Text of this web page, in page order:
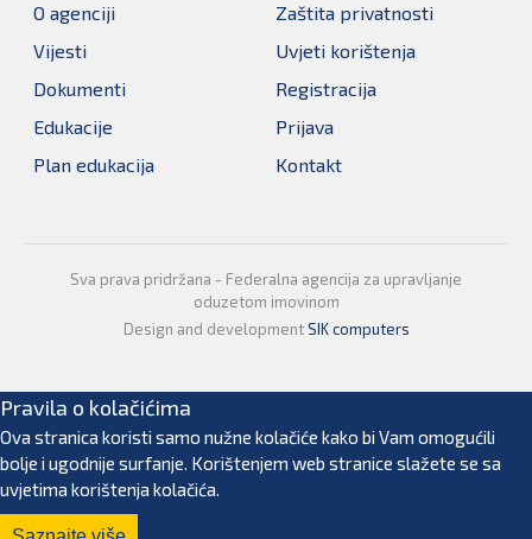
O agenciji
Vijesti
Dokumenti
Edukacije
Plan edukacija
Zaštita privatnosti
Uvjeti korištenja
Registracija
Prijava
Kontakt
Sva prava pridržana - Federalna agencija za upravljanje
oduzetom imovinom
Design and developmentSIK computers
Pravila o kolačićima
Ova stranica koristi samo nužne kolačiće kako bi Vam omogućili
bolje i ugodnije surfanje. Korištenjem web stranice slažete se sa
uvjetima korištenja kolačića.